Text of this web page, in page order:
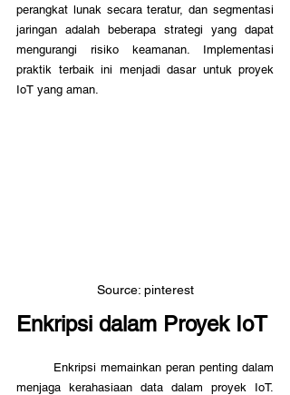
perangkat lunak secara teratur, dan segmentasi
jaringan adalah beberapa strategi yang dapat
mengurangi risiko keamanan. Implementasi
praktik terbaik ini menjadi dasar untuk proyek
IoT yang aman.
Source: pinterest
Enkripsi dalam Proyek IoT
menjaga kerahasiaan data dalam proyek IoT.